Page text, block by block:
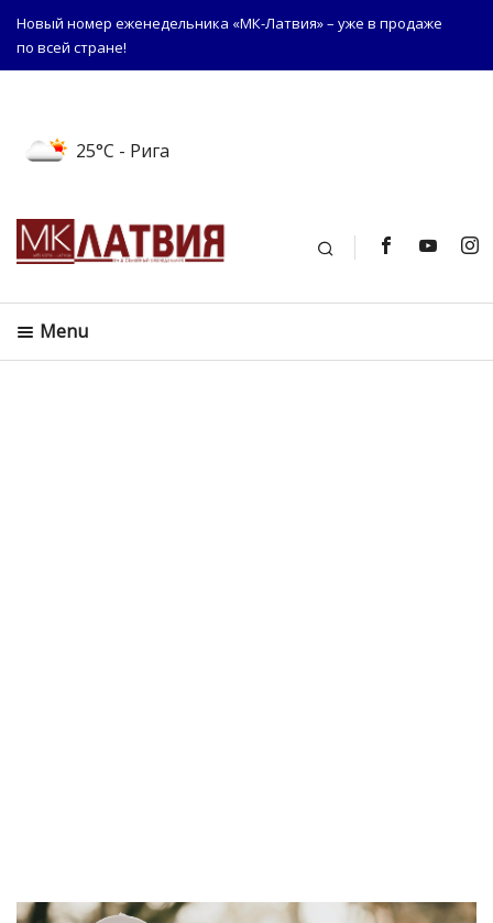
Новый номер еженедельника «МК-Латвия» – уже в продаже
по всей стране!
25°C - Рига
Поиск
Menu